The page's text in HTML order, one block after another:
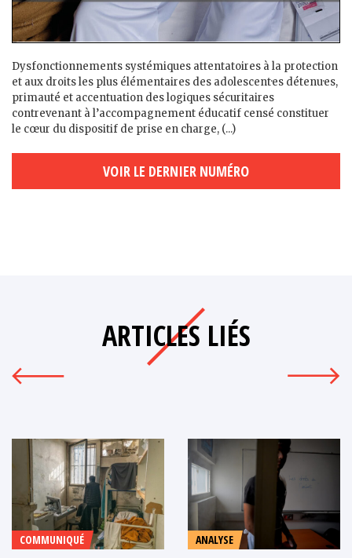
Dysfonctionnements systémiques attentatoires à la protection
et aux droits les plus élémentaires des adolescent·es détenu·es,
primauté et accentuation des logiques sécuritaires
contrevenant à l’accompagnement éducatif censé constituer
le cœur du dispositif de prise en charge, (...)
VOIR LE DERNIER NUMÉRO
ARTICLES LIÉS
COMMUNIQUÉ ANALYSE